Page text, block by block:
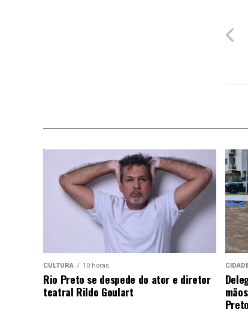
CULTURA 10 horas
Rio Preto se despede do ator e diretor
teatral Rildo Goulart
Preto